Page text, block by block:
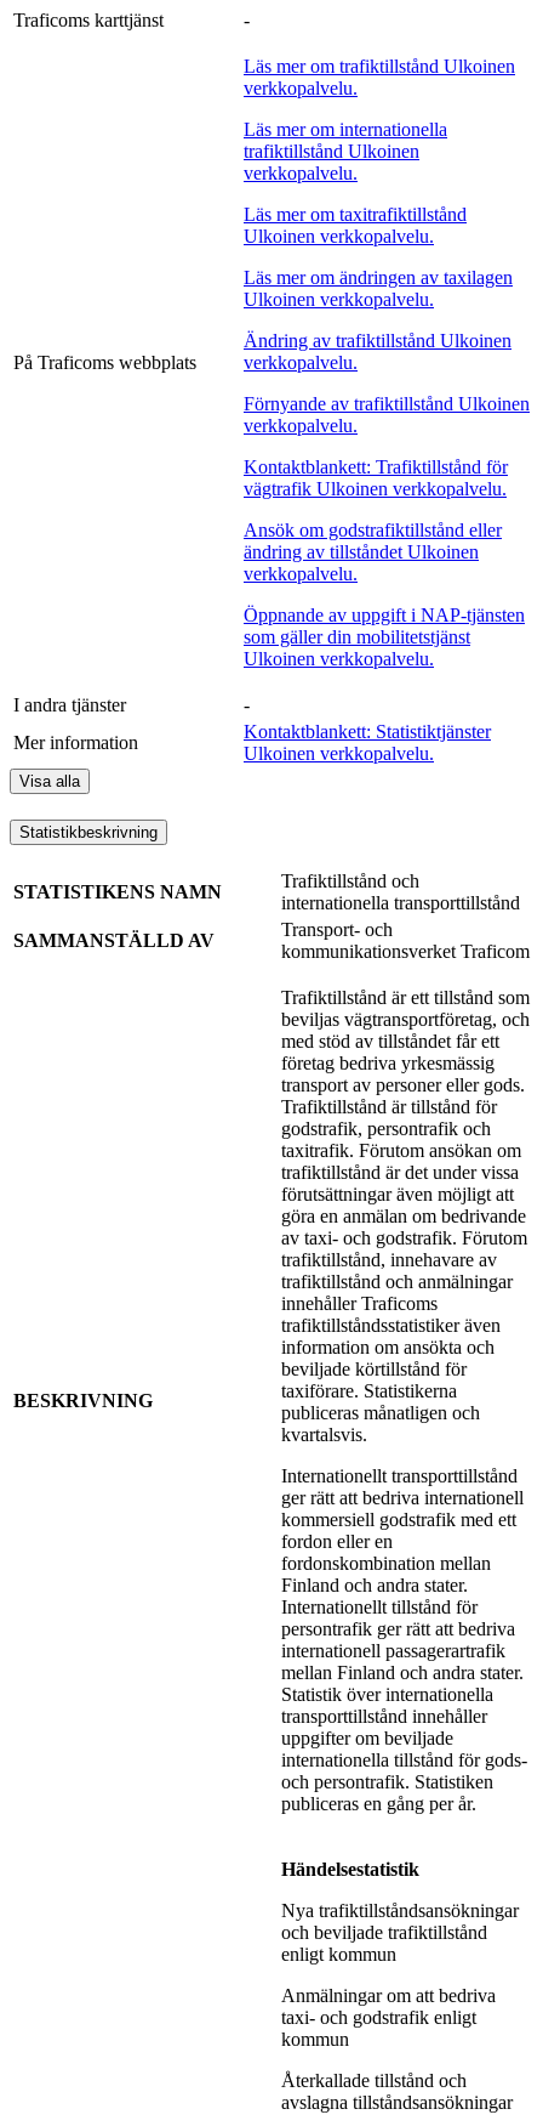
Traficoms karttjänst
-
På Traficoms webbplats
Läs mer om trafiktillstånd Ulkoinen
verkkopalvelu.
Läs mer om internationella
trafiktillstånd Ulkoinen
verkkopalvelu.
Läs mer om taxitrafiktillstånd
Ulkoinen verkkopalvelu.
Läs mer om ändringen av taxilagen
Ulkoinen verkkopalvelu.
Ändring av trafiktillstånd Ulkoinen
verkkopalvelu.
Förnyande av trafiktillstånd Ulkoinen
verkkopalvelu.
Kontaktblankett: Trafiktillstånd för
vägtrafik Ulkoinen verkkopalvelu.
Ansök om godstrafiktillstånd eller
ändring av tillståndet Ulkoinen
verkkopalvelu.
Öppnande av uppgift i NAP-tjänsten
som gäller din mobilitetstjänst
Ulkoinen verkkopalvelu.
I andra tjänster
-
Mer information
Kontaktblankett: Statistiktjänster
Ulkoinen verkkopalvelu.
Visa alla
Statistikbeskrivning
STATISTIKENS NAMN
Trafiktillstånd och
internationella transporttillstånd
SAMMANSTÄLLD AV
Transport- och
kommunikationsverket Traficom
BESKRIVNING
Trafiktillstånd är ett tillstånd som
beviljas vägtransportföretag, och
med stöd av tillståndet får ett
företag bedriva yrkesmässig
transport av personer eller gods.
Trafiktillstånd är tillstånd för
godstrafik, persontrafik och
taxitrafik. Förutom ansökan om
trafiktillstånd är det under vissa
förutsättningar även möjligt att
göra en anmälan om bedrivande
av taxi- och godstrafik. Förutom
trafiktillstånd, innehavare av
trafiktillstånd och anmälningar
innehåller Traficoms
trafiktillståndsstatistiker även
information om ansökta och
beviljade körtillstånd för
taxiförare. Statistikerna
publiceras månatligen och
kvartalsvis.
Internationellt transporttillstånd
ger rätt att bedriva internationell
kommersiell godstrafik med ett
fordon eller en
fordonskombination mellan
Finland och andra stater.
Internationellt tillstånd för
persontrafik ger rätt att bedriva
internationell passagerartrafik
mellan Finland och andra stater.
Statistik över internationella
transporttillstånd innehåller
uppgifter om beviljade
internationella tillstånd för gods-
och persontrafik. Statistiken
publiceras en gång per år.
Händelsestatistik
Nya trafiktillståndsansökningar
och beviljade trafiktillstånd
enligt kommun
Anmälningar om att bedriva
taxi- och godstrafik enligt
kommun
Återkallade tillstånd och
avslagna tillståndsansökningar